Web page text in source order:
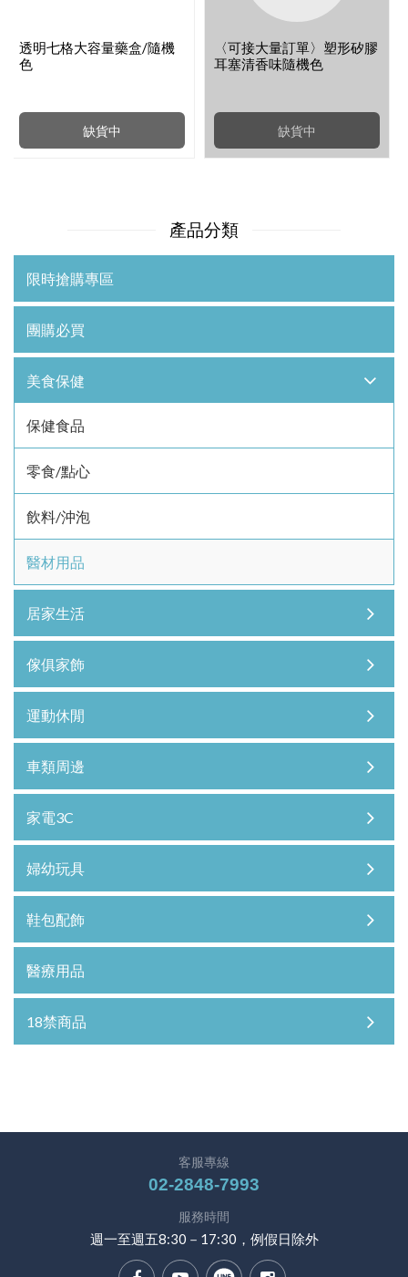
缺貨中
透明七格大容量藥盒/隨機
色
缺貨中
〈可接大量訂單〉塑形矽膠
耳塞清香味隨機色
產品分類
限時搶購專區
團購必買
美食保健
保健食品
零食/點心
飲料/沖泡
醫材用品
居家生活
傢俱家飾
運動休閒
車類周邊
家電3C
婦幼玩具
鞋包配飾
醫療用品
18禁商品
客服專線
02-2848-7993
服務時間
週一至週五8:30－17:30，例假日除外